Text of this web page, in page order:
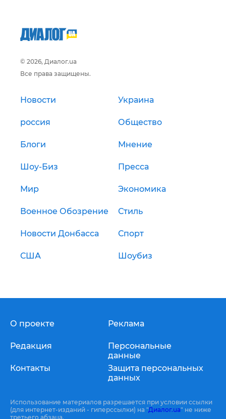
© 2026, Диалог.ua
Все права защищены.
Новости Украина
россия Общество
Блоги Мнение
Шоу-Биз Пресса
Мир Экономика
Военное Обозрение Стиль
Новости Донбасса Спорт
США Шоубиз
О проекте
Редакция
Контакты
Реклама
Персональные
данные
Защита персональных
данных
Использование материалов разрешается при условии ссылки
(для интернет-изданий - гиперссылки) на "Диалог.ua" не ниже
третьего абзаца.